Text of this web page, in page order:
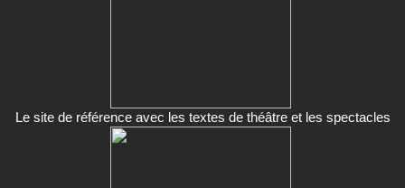
Le site de référence avec les textes de théâtre et les spectacles